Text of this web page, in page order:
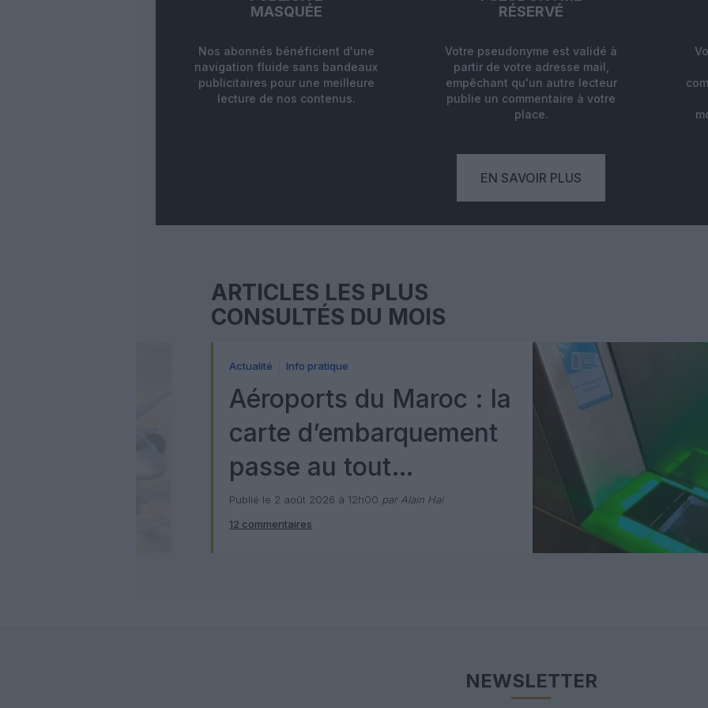
MASQUÉE
Nos abonnés bénéficient d'une
navigation fluide sans bandeaux
publicitaires pour une meilleure
lecture de nos contenus.
RÉSERVÉ
Votre pseudonyme est validé à
partir de votre adresse mail,
empêchant qu'un autre lecteur
publie un commentaire à votre
place.
EN SAVOIR PLUS
ARTICLES LES PLUS
CONSULTÉS DU MOIS
Actualité Info pratique
Aéroports du Maroc : la
carte d’embarquement
passe au tout
numérique avec Pax
Check
Publié le 2 août 2026 à 12h00 par Alain Hai
12 commentaires
NEWSLETTER